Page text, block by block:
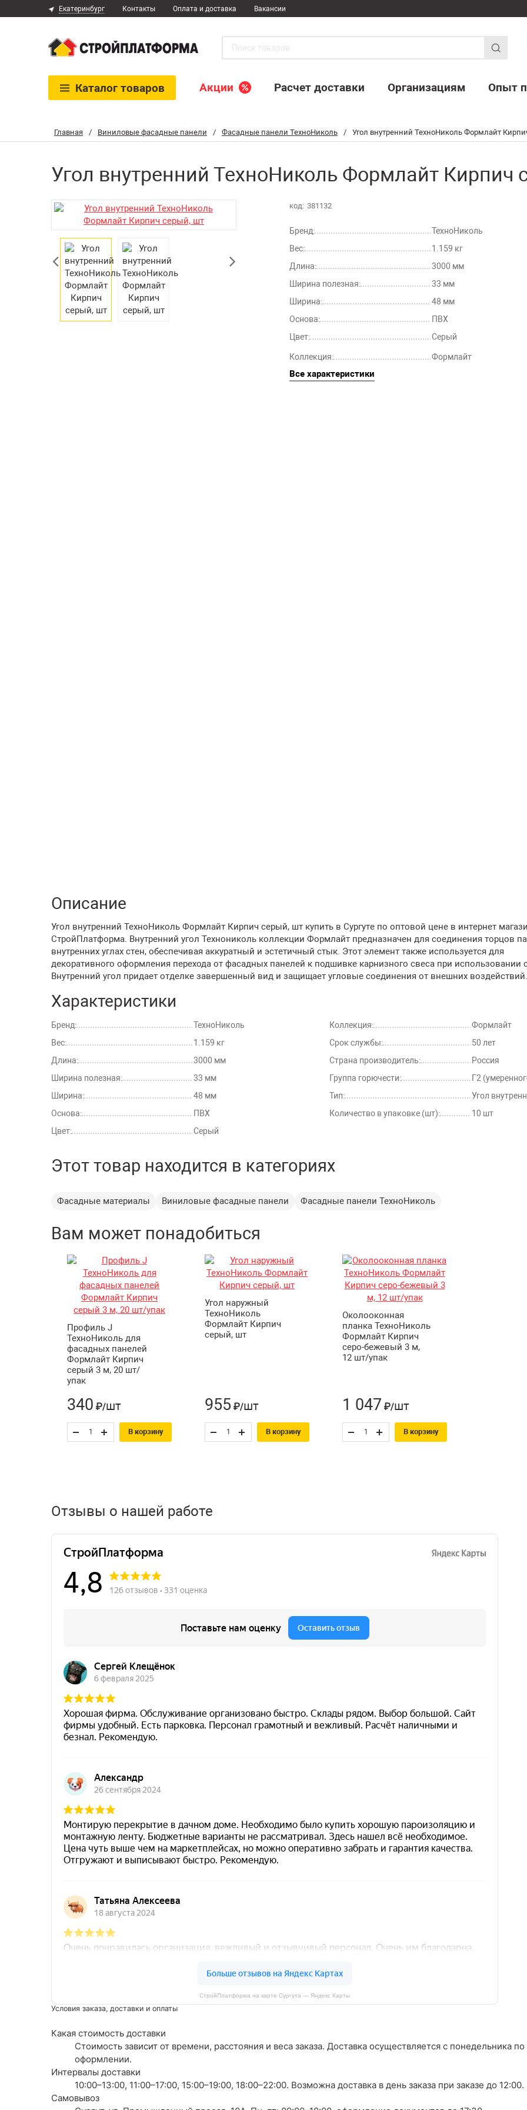
Главная / Виниловые фасадные панели / Фасадные панели ТехноНиколь / Угол внутренний ТехноНиколь Формлайт
Угол внутренний ТехноНиколь Формлайт Кирпич
код: 381132
Бренд:
ТехноНиколь
Вес:
1.159 кг
Длина:
3000 мм
Ширина полезная:
33 мм
Ширина:
48 мм
Основа:
ПВХ
Цвет:
Серый
Коллекция: Формлайт
Все характеристики
Описание
Угол внутренний ТехноНиколь Формлайт Кирпич серый, шт купить в Сургуте по оптовой цене в интернет
СтройПлатформа. Внутренний угол Технониколь коллекции Формлайт предназначен для соединения торцов
внутренних углах стен, обеспечивая аккуратный и эстетичный стык. Этот элемент также используется для
декоративного оформления перехода от фасадных панелей к подшивке карнизного свеса при использовании
Внутренний угол придает отделке завершенный вид и защищает угловые соединения от внешних воздействий.
Характеристики
Бренд:
ТехноНиколь
Вес:
1.159 кг
Длина:
3000 мм
Ширина полезная:
33 мм
Ширина:
48 мм
Основа:
ПВХ
Цвет:
Серый
Коллекция:
Формлайт
Срок службы:
50 лет
Страна производитель:
Россия
Группа горючести:
Г2
Тип:
Угол
Количество в упаковке (шт):
10 шт
Этот товар находится в категориях
Фасадные материалы Виниловые фасадные панели Фасадные панели ТехноНиколь
Вам может понадобиться
Профиль J
ТехноНиколь для
фасадных панелей
Формлайт Кирпич
серый 3 м, 20 шт/
упак
340 ₽/шт
В корзину
Угол наружный
ТехноНиколь
Формлайт Кирпич
серый, шт
955 ₽/шт
В корзину
Околооконная
планка ТехноНиколь
Формлайт Кирпич
серо-бежевый 3 м,
12 шт/упак
1 047 ₽/шт
В корзину
Отзывы о нашей работе
СтройПлатформа на карте Сургута — Яндекс Карты
Условия заказа, доставки и оплаты
Какая стоимость доставки
Стоимость зависит от времени, расстояния и веса заказа. Доставка осуществляется с понедельника
оформлении.
Интервалы доставки
10:00–13:00, 11:00–17:00, 15:00–19:00, 18:00–22:00. Возможна доставка в день заказа при заказе до 12:00.
Самовывоз
Екатеринбург Контакты Оплата и доставка Вакансии
Каталог товаров Акции Расчет доставки Организациям Опыт